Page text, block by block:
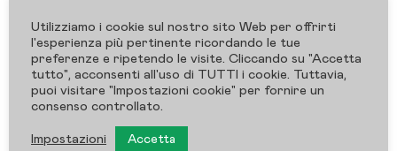
contenuto di valore ai tuoi clienti senza
lasciare nulla al caso. Perché una lezione
gratuita, da sola, non basta: serve una
struttura chiara, capace...
Utilizziamo i cookie sul nostro sito Web per offrirti
l'esperienza più pertinente ricordando le tue
preferenze e ripetendo le visite. Cliccando su "Accetta
tutto", acconsenti all'uso di TUTTI i cookie. Tuttavia,
puoi visitare "Impostazioni cookie" per fornire un
consenso controllato.
Impostazioni Accetta